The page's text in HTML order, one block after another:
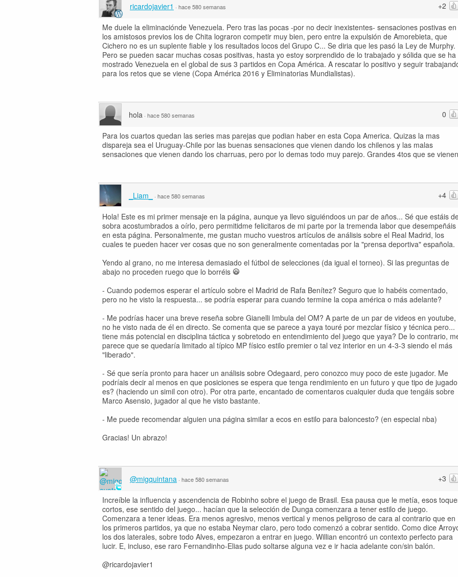
+2
ricardojavier1 · hace 580 semanas
Me duele la eliminaciónde Venezuela. Pero tras las pocas -por no decir inexistentes- sensaciones postivas en
los amistosos previos los de Chita lograron competir muy bien, pero entre la expulsión de Amorebieta, que
Cichero no es un suplente fiable y los resultados locos del Grupo C... Se diria que les pasó la Ley de Murphy.
Pero se pueden sacar muchas cosas positivas, hasta yo estoy sorprendido de lo trabajado y sólida que se ha
mostrado Venezuela en el global de sus 3 partidos en Copa América. A rescatar lo positivo y seguir
para los retos que se viene (Copa América 2016 y Eliminatorias Mundialistas).
0
hola · hace 580 semanas
Para los cuartos quedan las series mas parejas que podian haber en esta Copa America. Quizas la mas
dispareja sea el Uruguay-Chile por las buenas sensaciones que vienen dando los chilenos y las malas
sensaciones que vienen dando los charruas, pero por lo demas todo muy parejo. Grandes 4tos que se
+4
_Liam_ · hace 580 semanas
Hola! Este es mi primer mensaje en la página, aunque ya llevo siguiéndoos un par de años... Sé que estáis
sobra acostumbrados a oírlo, pero permitidme felicitaros de mi parte por la tremenda labor que desempeñáis
en esta página. Personalmente, me gustan mucho vuestros artículos de análisis sobre el Real Madrid, los
cuales te pueden hacer ver cosas que no son generalmente comentadas por la "prensa deportiva" española.
Yendo al grano, no me interesa demasiado el fútbol de selecciones (da igual el torneo). Si las preguntas de
abajo no proceden ruego que lo borréis
- Cuando podemos esperar el artículo sobre el Madrid de Rafa Benítez? Seguro que lo habéis comentado,
pero no he visto la respuesta... se podría esperar para cuando termine la copa américa o más adelante?
- Me podrías hacer una breve reseña sobre Gianelli Imbula del OM? A parte de un par de videos en youtube,
no he visto nada de él en directo. Se comenta que se parece a yaya touré por mezclar físico y técnica pero...
tiene más potencial en disciplina táctica y sobretodo en entendimiento del juego que yaya? De lo contrario,
parece que se quedaría limitado al típico MP físico estilo premier o tal vez interior en un 4-3-3 siendo el más
"liberado".
- Sé que sería pronto para hacer un análisis sobre Odegaard, pero conozco muy poco de este jugador. Me
podríais decir al menos en que posiciones se espera que tenga rendimiento en un futuro y que tipo de
es? (haciendo un simil con otro). Por otra parte, encantado de comentaros cualquier duda que tengáis sobre
Marco Asensio, jugador al que he visto bastante.
- Me puede recomendar alguien una página similar a ecos en estilo para baloncesto? (en especial nba)
Gracias! Un abrazo!
+3
@migquintana · hace 580 semanas
Increíble la influencia y ascendencia de Robinho sobre el juego de Brasil. Esa pausa que le metía, esos
cortos, ese sentido del juego... hacían que la selección de Dunga comenzara a tener estilo de juego.
Comenzara a tener ideas. Era menos agresivo, menos vertical y menos peligroso de cara al contrario que en
los primeros partidos, ya que no estaba Neymar claro, pero todo comenzó a cobrar sentido. Como dice
los dos laterales, sobre todo Alves, empezaron a entrar en juego. Willian encontró un contexto perfecto para
lucir. E, incluso, ese raro Fernandinho-Elias pudo soltarse alguna vez e ir hacia adelante con/sin balón.
@ricardojavier1